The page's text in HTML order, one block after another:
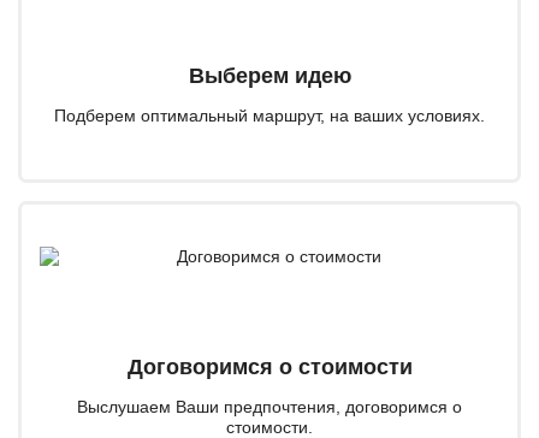
Выберем идею
Подберем оптимальный маршрут, на ваших условиях.
Договоримся о стоимости
Выслушаем Ваши предпочтения, договоримся о
стоимости.